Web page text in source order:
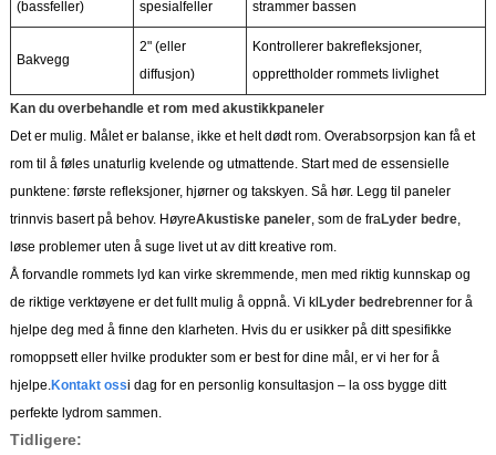
(bassfeller) spesialfeller strammer bassen
Bakvegg
2" (eller
diffusjon)
Kontrollerer bakrefleksjoner,
opprettholder rommets livlighet
Kan du overbehandle et rom med akustikkpaneler
Det er mulig. Målet er balanse, ikke et helt dødt rom. Overabsorpsjon kan få et
rom til å føles unaturlig kvelende og utmattende. Start med de essensielle
punktene: første refleksjoner, hjørner og takskyen. Så hør. Legg til paneler
trinnvis basert på behov. HøyreAkustiske paneler, som de fraLyder bedre,
løse problemer uten å suge livet ut av ditt kreative rom.
Å forvandle rommets lyd kan virke skremmende, men med riktig kunnskap og
de riktige verktøyene er det fullt mulig å oppnå. Vi klLyder bedrebrenner for å
hjelpe deg med å finne den klarheten. Hvis du er usikker på ditt spesifikke
romoppsett eller hvilke produkter som er best for dine mål, er vi her for å
hjelpe. Kontakt ossi dag for en personlig konsultasjon – la oss bygge ditt
perfekte lydrom sammen.
Tidligere: